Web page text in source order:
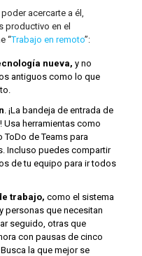
acercarte a él,
productivo en el
“Trabajo en remoto”:
nueva, y no
antiguos como lo que
. ¡La bandeja de entrada de
Usa herramientas como
ToDo de Teams para
Incluso puedes compartir
de tu equipo para ir todos
trabajo, como el sistema
personas que necesitan
seguido, otras que
con pausas de cinco
la que mejor se